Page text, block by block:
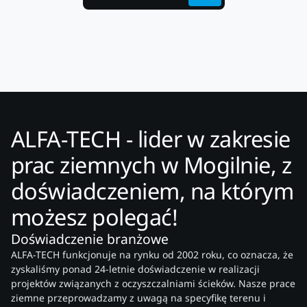
ALFA-TECH - lider w zakresie
prac ziemnych w Mogilnie, z
doświadczeniem, na którym
możesz polegać!
Doświadczenie branżowe
ALFA-TECH funkcjonuje na rynku od 2002 roku, co oznacza, że
zyskaliśmy ponad 24-letnie doświadczenie w realizacji
projektów związanych z oczyszczalniami ścieków. Nasze prace
ziemne przeprowadzamy z uwagą na specyfikę terenu i